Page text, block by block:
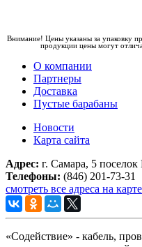
Внимание! Цены указаны за упаковку
продукции цены могут
О компании
Партнеры
Доставка
Пустые барабаны
Новости
Карта сайта
Адрес: г. Самара, 5
Телефоны: (846) 201-73-31
смотреть все адреса на карте
«Содействие» - кабель,